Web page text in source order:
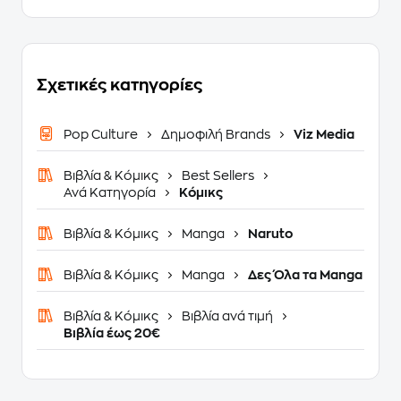
Σχετικές κατηγορίες
Pop Culture Δημοφιλή Brands Viz Media
Βιβλία & Κόμικς
Best Sellers
Ανά Κατηγορία
Κόμικς
Βιβλία & Κόμικς Manga Naruto
Βιβλία & Κόμικς Manga Δες Όλα τα Manga
Βιβλία & Κόμικς
Βιβλία ανά τιμή
Βιβλία έως 20€